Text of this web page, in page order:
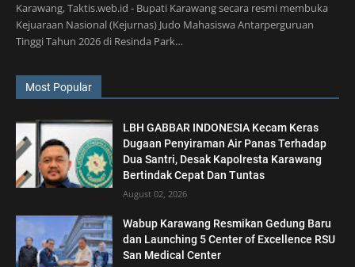
Karawang, Taktis.web.id - Bupati Karawang secara resmi membuka
Kejuaraan Nasional (Kejurnas) Judo Mahasiswa Antarperguruan
Tinggi Tahun 2026 di Resinda Park…
Most Popular
LBH GABBAR INDONESIA Kecam Keras
Dugaan Penyiraman Air Panas Terhadap
Dua Santri, Desak Kapolresta Karawang
Bertindak Cepat Dan Tuntas
August 02, 2026
Wabup Karawang Resmikan Gedung Baru
dan Launching 5 Center of Excellence RSU
San Medical Center